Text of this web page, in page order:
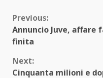
Continue
Reading
Previous:
Annuncio Juve,
finita
Next:
Cinquanta milioni e